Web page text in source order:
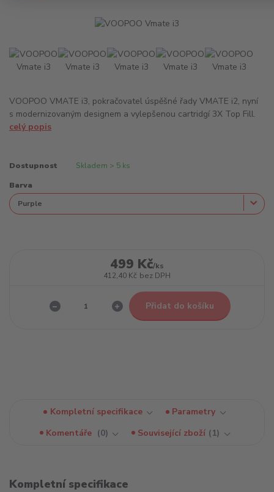
VOOPOO VMATE i3, pokračovatel úspěšné řady VMATE i2, nyní
s modernizovaným designem a vylepšenou cartridgí 3X Top Fill.
celý popis
Dostupnost Skladem > 5 ks
Barva
499 Kč/ks
412,40 Kč bez DPH
Přidat do košíku
Kompletní specifikace
Parametry
Komentáře
0 Související zboží 1
Kompletní specifikace